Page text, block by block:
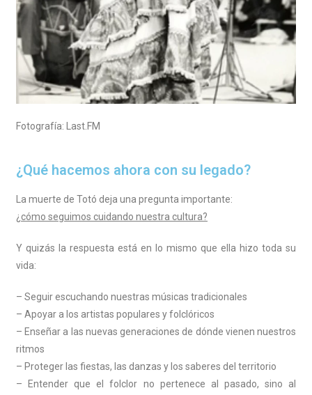
Fotografía: Last.FM
¿Qué hacemos ahora con su legado?
La muerte de Totó deja una pregunta importante:
¿cómo seguimos cuidando nuestra cultura?
Y quizás la respuesta está en lo mismo que ella hizo toda su
vida:
– Seguir escuchando nuestras músicas tradicionales
– Apoyar a los artistas populares y folclóricos
– Enseñar a las nuevas generaciones de dónde vienen nuestros
ritmos
– Proteger las fiestas, las danzas y los saberes del territorio
– Entender que el folclor no pertenece al pasado, sino al